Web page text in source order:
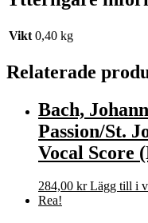
Vikt 0,40 kg
Relaterade
Bach,
Passion/St.
Vocal Score
284,00 kr Lägg till i
Rea!